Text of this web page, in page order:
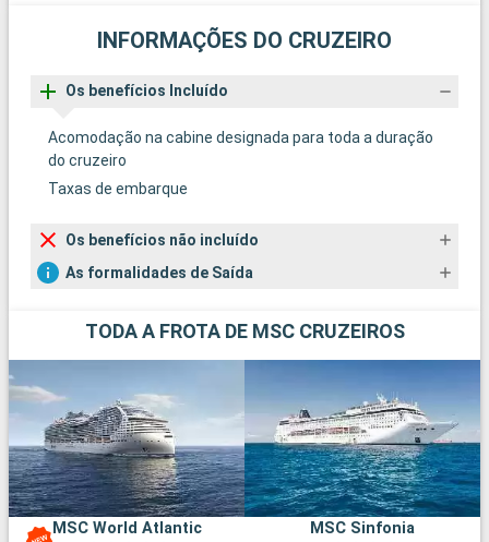
INFORMAÇÕES DO CRUZEIRO
Os benefícios Incluído
Acomodação na cabine designada para toda a duração
do cruzeiro
Taxas de embarque
Os benefícios não incluído
As formalidades de Saída
TODA A FROTA DE MSC CRUZEIROS
MSC World Atlantic MSC Sinfonia